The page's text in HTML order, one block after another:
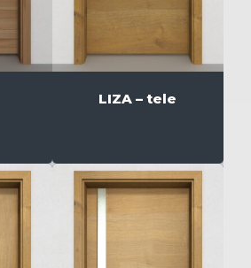
LIZA – tele